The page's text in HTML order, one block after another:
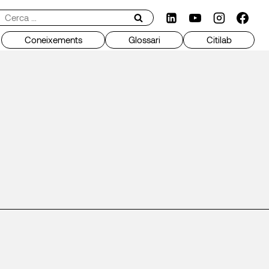
Coneixements Glossari Citilab